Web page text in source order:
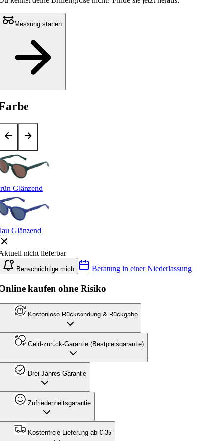
Messung starten
Glänzend
Glänzend
nicht lieferbar
Benachrichtige mich Beratung in einer Niederlassung
kaufen ohne Risiko
Kostenlose Rücksendung & Rückgabe
Geld-zurück-Garantie (Bestpreisgarantie)
Drei-Jahres-Garantie
Zufriedenheitsgarantie
Kostenfreie Lieferung ab € 35